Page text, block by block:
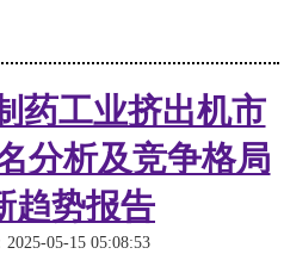
药工业挤出机市
分析及竞争格局
趋势报告
05-15 05:08:53